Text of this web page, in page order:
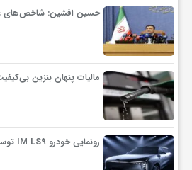
ب
حسین افشین: شاخص‌های
مالیات پنهان بنزین
رونمایی خودرو IM LS9 توسط نیکا موتور…